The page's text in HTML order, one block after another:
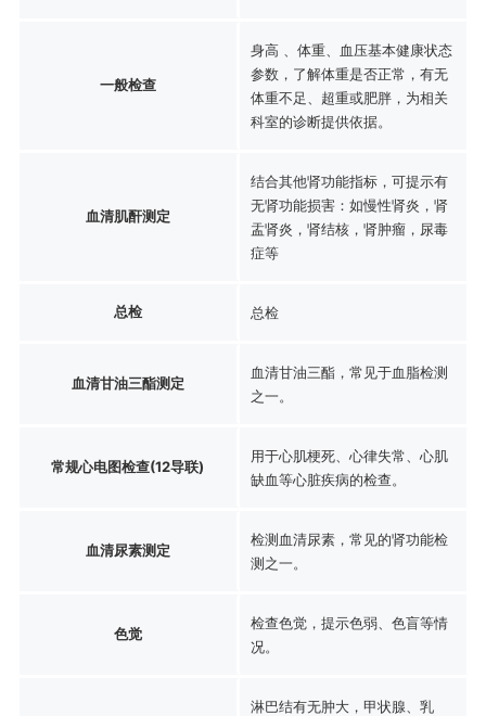
一般检查
身高 、体重、血压基本健康状态
参数，了解体重是否正常，有无
体重不足、超重或肥胖，为相关
科室的诊断提供依据。
血清肌酐测定
结合其他肾功能指标，可提示有
无肾功能损害：如慢性肾炎，肾
盂肾炎，肾结核，肾肿瘤，尿毒
症等
总检 总检
血清甘油三酯测定
血清甘油三酯，常见于血脂检测
之一。
常规心电图检查(12导联)
用于心肌梗死、心律失常、心肌
缺血等心脏疾病的检查。
血清尿素测定
检测血清尿素，常见的肾功能检
测之一。
色觉
检查色觉，提示色弱、色盲等情
况。
淋巴结有无肿大，甲状腺、乳